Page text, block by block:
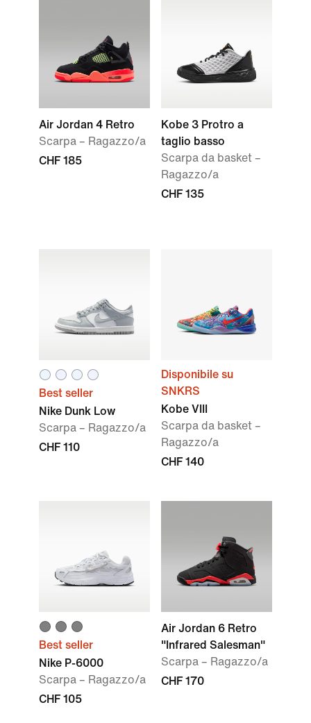
Air Jordan 4 Retro
Scarpa – Ragazzo/a
CHF 185
Kobe 3 Protro a
taglio basso
Scarpa da basket –
Ragazzo/a
CHF 135
Best seller
Nike Dunk Low
Scarpa – Ragazzo/a
CHF 110
Disponibile su
SNKRS
Kobe VIII
Scarpa da basket –
Ragazzo/a
CHF 140
Best seller
Nike P-6000
Scarpa – Ragazzo/a
CHF 105
Air Jordan 6 Retro
"Infrared Salesman"
Scarpa – Ragazzo/a
CHF 170